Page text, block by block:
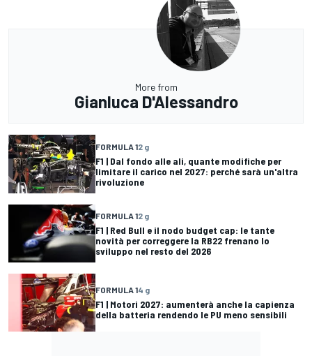
More from
Gianluca D'Alessandro
FORMULA 12 g
F1 | Dal fondo alle ali, quante modifiche per
limitare il carico nel 2027: perché sarà un'altra
rivoluzione
FORMULA 12 g
F1 | Red Bull e il nodo budget cap: le tante
novità per correggere la RB22 frenano lo
sviluppo nel resto del 2026
FORMULA 14 g
F1 | Motori 2027: aumenterà anche la capienza
della batteria rendendo le PU meno sensibili